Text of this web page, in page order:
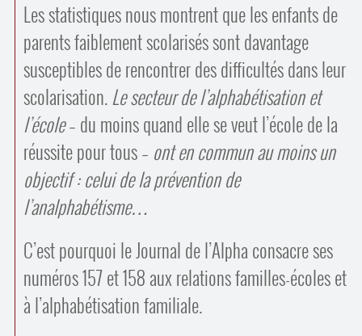
Les statistiques nous montrent que les enfants de
parents faiblement scolarisés sont davantage
susceptibles de rencontrer des difficultés dans leur
scolarisation.Le secteur de l’alphabétisation et
l’école– du moins quand elle se veut l’école de la
réussite pour tous – ont en commun au moins un
objectif : celui de la prévention de
l’analphabétisme…
C’est pourquoi le Journal de l’Alpha consacre ses
numéros 157 et 158 aux relations familles-écoles et
à l’alphabétisation familiale.